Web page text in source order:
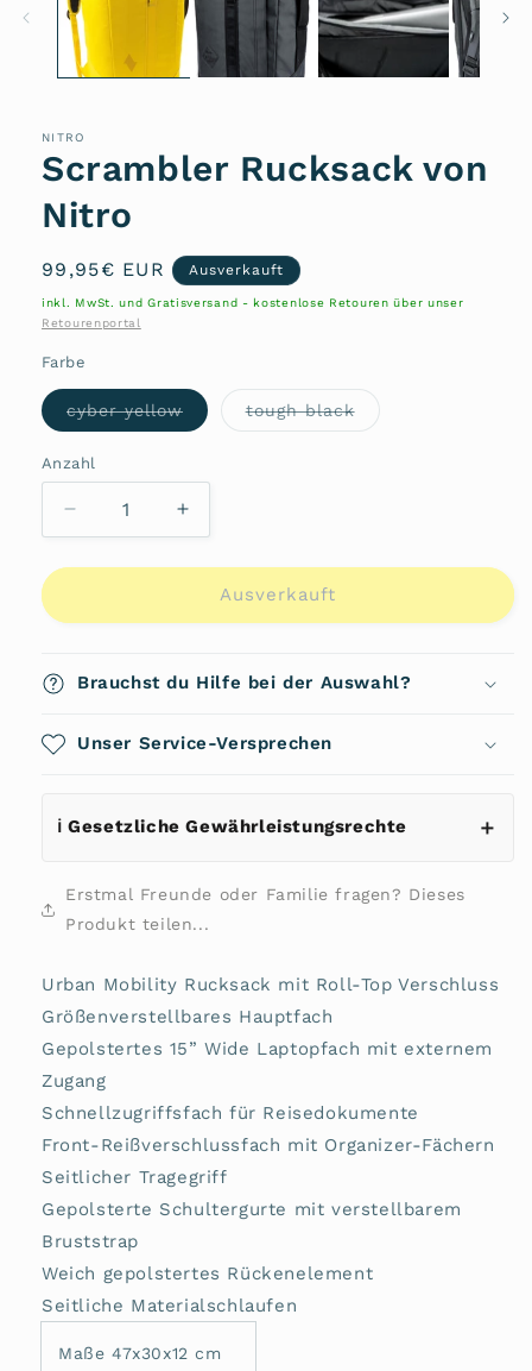
NITRO
Scrambler Rucksack von
Nitro
Normaler
Preis
99,95€ EUR Ausverkauft
inkl. MwSt. und Gratisversand - kostenlose Retouren über unser
Retourenportal
Farbe
cyber yellowVariante
ausverkauft
tough blackVariante
ausverkauft
Anzahl
Anzahl
Verringere
die
Menge
Scrambler
Nitro
Erhöhe
die
Menge
Scrambler
Nitro
Ausverkauft
Brauchst du Hilfe bei der Auswahl?
Unser Service-Versprechen
ℹ️ Gesetzliche Gewährleistungsrechte
Erstmal Freunde oder Familie fragen? Dieses
Produkt teilen...
Urban Mobility Rucksack mit Roll-Top Verschluss
Größenverstellbares Hauptfach
Gepolstertes 15” Wide Laptopfach mit externem
Zugang
Schnellzugriffsfach für Reisedokumente
Front-Reißverschlussfach mit Organizer-Fächern
Seitlicher Tragegriff
Gepolsterte Schultergurte mit verstellbarem
Bruststrap
Weich gepolstertes Rückenelement
Seitliche Materialschlaufen
Maße 47x30x12 cm